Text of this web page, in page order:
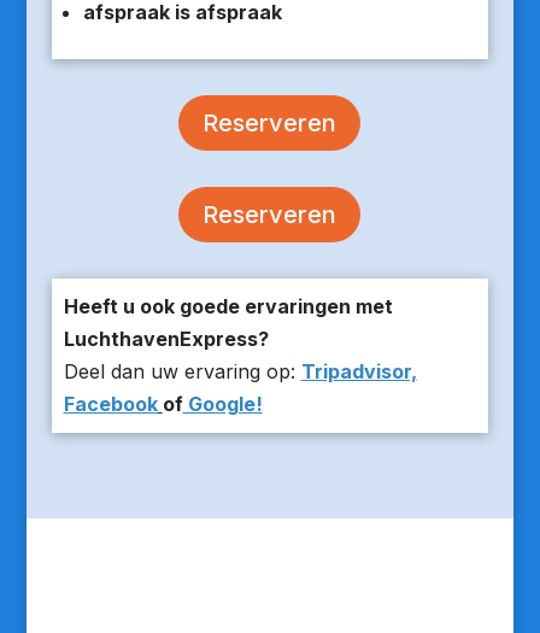
afspraak is afspraak
Reserveren
Reserveren
Heeft u ook goede ervaringen met
LuchthavenExpress?
Deel dan uw ervaring op: Tripadvisor,
Facebook ofGoogle!